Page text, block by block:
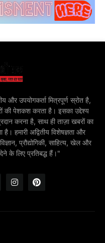
उपयोगकर्ता मित्रपूर्ण स्रोत है,
की पेशकश करता है। इसका उद्देश्य
करना है, साथ ही ताज़ा खबरों का
हमारी अद्वितीय विशेषज्ञता और
प्रौद्योगिकी, साहित्य, खेल और
के लिए प्रतिबद्ध हैं।"